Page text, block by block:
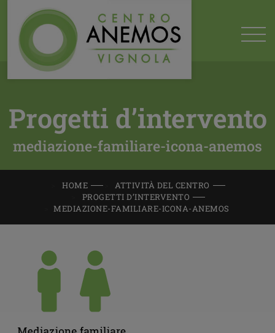
Progetti d’intervento
mediazione-familiare-icona-anemos
HOME
ATTIVITÀ DEL CENTRO
PROGETTI D’INTERVENTO
MEDIAZIONE-FAMILIARE-ICONA-ANEMOS